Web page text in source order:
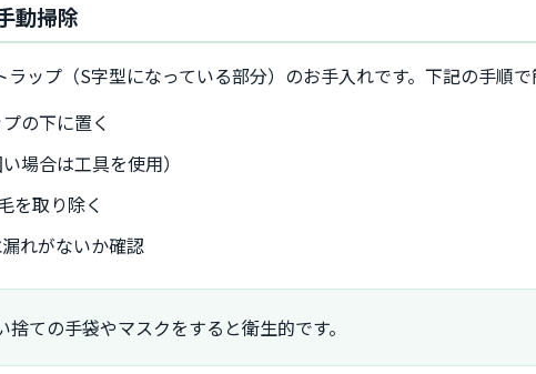
動掃除
ップ（S字型になっている部分）のお手入れです。下記の手順で
の下に置く
場合は工具を使用）
を取り除く
れがないか確認
捨ての手袋やマスクをすると衛生的です。